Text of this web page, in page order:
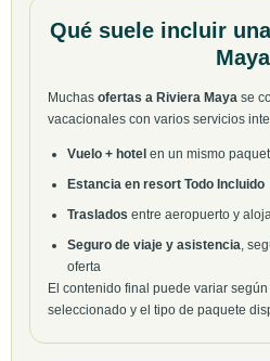
Qué suele incluir
Maya
Muchas ofertas a Riviera Maya se
vacacionales con varios servicios
Vuelo + hotel en un mismo
Estancia en resort Todo Incluido
Traslados entre aeropuerto y
Seguro de viaje y asistencia,
oferta
El contenido final puede variar
seleccionado y el tipo de paquete